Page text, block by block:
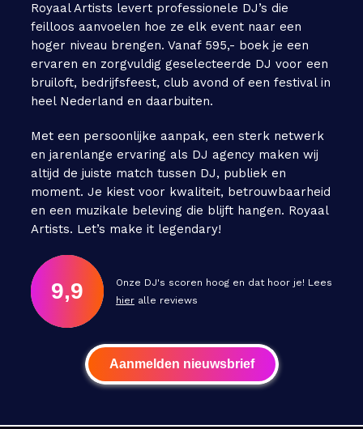
Royaal Artists levert professionele DJ’s die
feilloos aanvoelen hoe ze elk event naar een
hoger niveau brengen. Vanaf 595,- boek je een
ervaren en zorgvuldig geselecteerde DJ voor een
bruiloft, bedrijfsfeest, club avond of een festival in
heel Nederland en daarbuiten.
Met een persoonlijke aanpak, een sterk netwerk
en jarenlange ervaring als DJ agency maken wij
altijd de juiste match tussen DJ, publiek en
moment. Je kiest voor kwaliteit, betrouwbaarheid
en een muzikale beleving die blijft hangen. Royaal
Artists. Let’s make it legendary!
9,9
Onze DJ's scoren hoog en dat hoor je! Lees
hieralle reviews
Aanmelden nieuwsbrief